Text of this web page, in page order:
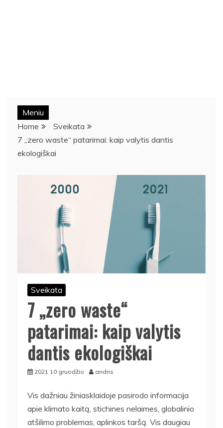
Meniu
Home
Sveikata
7 „zero waste“ patarimai: kaip valytis dantis
ekologiškai
Sveikata
7 „zero waste“
patarimai: kaip valytis
dantis ekologiškai
2021 10 gruodžio andris
Vis dažniau žiniasklaidoje pasirodo informacija
apie klimato kaitą, stichines nelaimes, globalinio
atšilimo problemas, aplinkos taršą. Vis daugiau